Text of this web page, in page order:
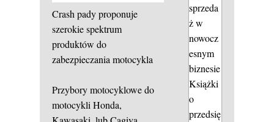
Crash pady proponuje
szerokie spektrum
produktów do
zabezpieczania motocykla
Przybory motocyklowe do
motocykli Honda,
sprzeda
ż w
nowocz
esnym
biznesie
Książki
o
przedsię